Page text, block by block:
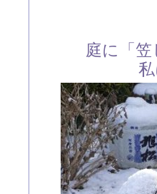
庭に「